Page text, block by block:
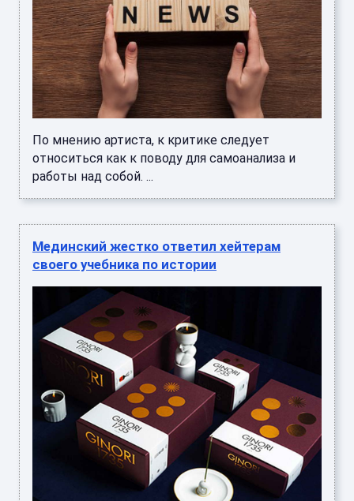
По мнению артиста, к критике следует
относиться как к поводу для самоанализа и
работы над собой. ...
Мединский жестко ответил хейтерам
своего учебника по истории